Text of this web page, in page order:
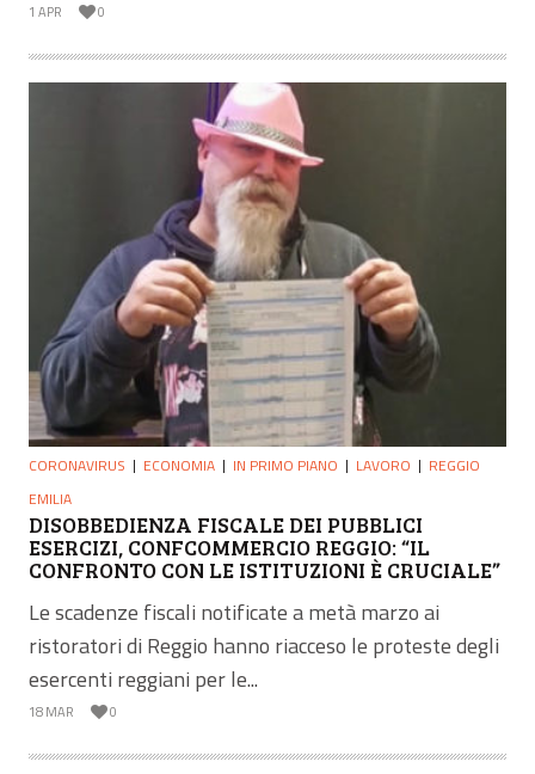
1 APR 0
CORONAVIRUS ECONOMIA IN PRIMO PIANO LAVORO
REGGIO
EMILIA
DISOBBEDIENZA FISCALE DEI PUBBLICI
ESERCIZI, CONFCOMMERCIO REGGIO: “IL
CONFRONTO CON LE ISTITUZIONI È CRUCIALE”
Le scadenze fiscali notificate a metà marzo ai
ristoratori di Reggio hanno riacceso le proteste degli
esercenti reggiani per le...
18 MAR 0